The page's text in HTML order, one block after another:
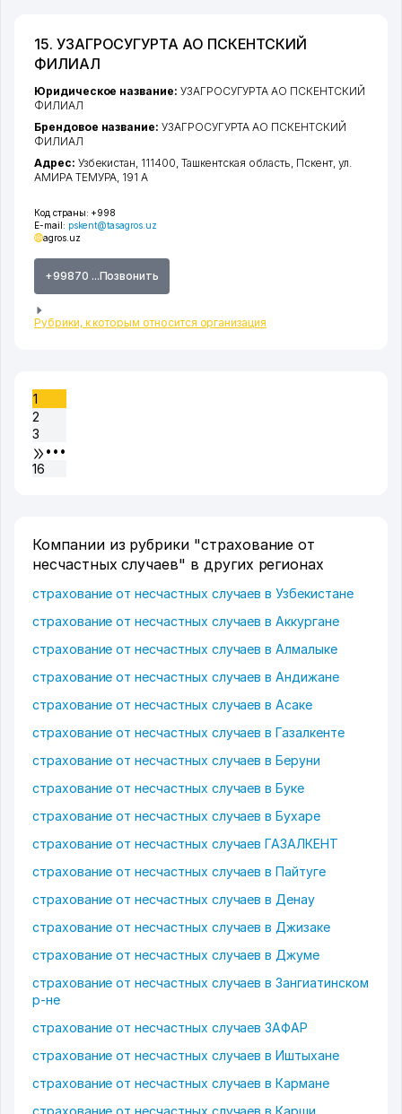
15. УЗАГРОСУГУРТА АО ПСКЕНТСКИЙ
ФИЛИАЛ
Код страны: +998
E-mail: pskent@tasagros.uz
agros.uz
+99870 ...Позвонить
Рубрики, к которым относится организация
Юридическое название: УЗАГРОСУГУРТА АО ПСКЕНТСКИЙ
ФИЛИАЛ
Брендовое название: УЗАГРОСУГУРТА АО ПСКЕНТСКИЙ
ФИЛИАЛ
Адрес: Узбекистан, 111400, Ташкентская область Пскент ,ул.
АМИРА ТЕМУРА , 191 А
1
2
3
•••
16
Компании из рубрики "страхование от
несчастных случаев" в других регионах
страхование от несчастных случаев в Узбекистане
страхование от несчастных случаев в Аккургане
страхование от несчастных случаев в Алмалыке
страхование от несчастных случаев в Андижане
страхование от несчастных случаев в Асаке
страхование от несчастных случаев в Газалкенте
страхование от несчастных случаев в Беруни
страхование от несчастных случаев в Буке
страхование от несчастных случаев в Бухаре
страхование от несчастных случаев ГАЗАЛКЕНТ
страхование от несчастных случаев в Пайтуге
страхование от несчастных случаев в Денау
страхование от несчастных случаев в Джизаке
страхование от несчастных случаев в Джуме
страхование от несчастных случаев в Зангиатинском
р-не
страхование от несчастных случаев ЗАФАР
страхование от несчастных случаев в Иштыхане
страхование от несчастных случаев в Кармане